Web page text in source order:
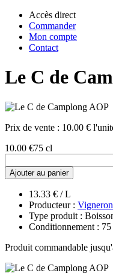
Accès direct
Commander
Mon compte
Contact
Le C de
Prix de vente : 10.00 €
10.00 €75 cl
Ajouter au panier
13.33 € / L
Producteur :
Type produit :
Conditionnement : 75
Produit commandable